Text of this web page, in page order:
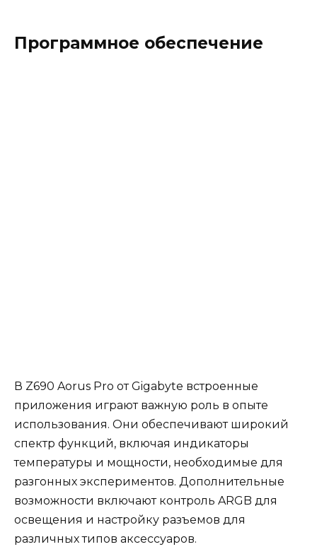
Программное обеспечение
В Z690 Aorus Pro от Gigabyte встроенные
приложения играют важную роль в опыте
использования. Они обеспечивают широкий
спектр функций, включая индикаторы
температуры и мощности, необходимые для
разгонных экспериментов. Дополнительные
возможности включают контроль ARGB для
освещения и настройку разъемов для
различных типов аксессуаров.